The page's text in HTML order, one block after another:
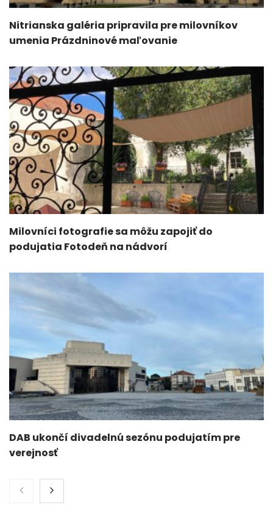
Nitrianska galéria pripravila pre milovníkov
umenia Prázdninové maľovanie
Milovníci fotografie sa môžu zapojiť do
podujatia Fotodeň na nádvorí
DAB ukončí divadelnú sezónu podujatím pre
verejnosť